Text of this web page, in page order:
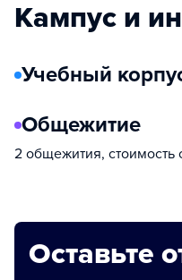
Кампус и
Учебный
Общежитие
2 общежития, стоимость
Оставьте